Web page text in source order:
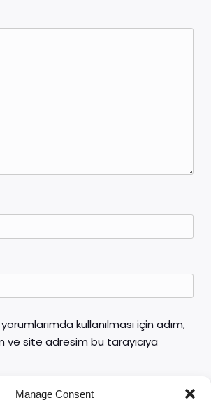
Manage Consent
kullanılması için adım,
site adresim bu tarayıcıya